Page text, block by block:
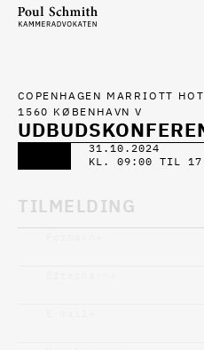
COPENHAGEN MARRIOTT
1560 KØBENHAVN V
31.10.2024
KL. 09:00 TIL
TILMELDING